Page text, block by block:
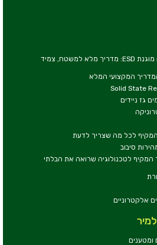
איך מקימים עמדת עבודה מוגנת ESD: מדריך מלא למשטח, צמיד
המקצועי המלא
גז ניידים
המקיף לכל מה שצריך לדעת
סיבוב
לטכנולוגיה שרואה את הבלתי
אלקטרוניים